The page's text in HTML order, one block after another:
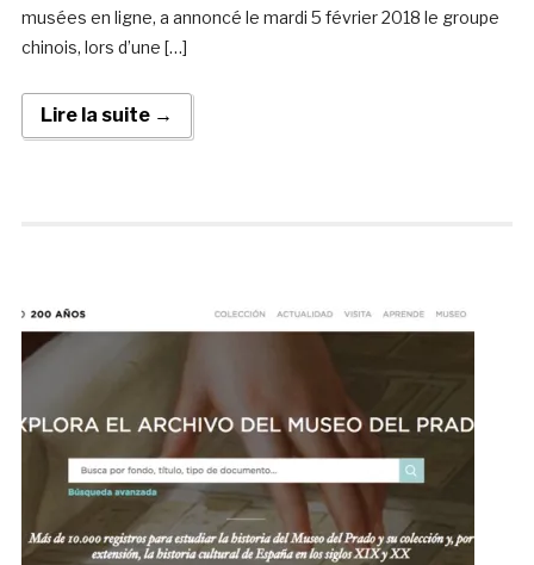
musées en ligne, a annoncé le mardi 5 février 2018 le groupe
chinois, lors d’une […]
Lire la suite →